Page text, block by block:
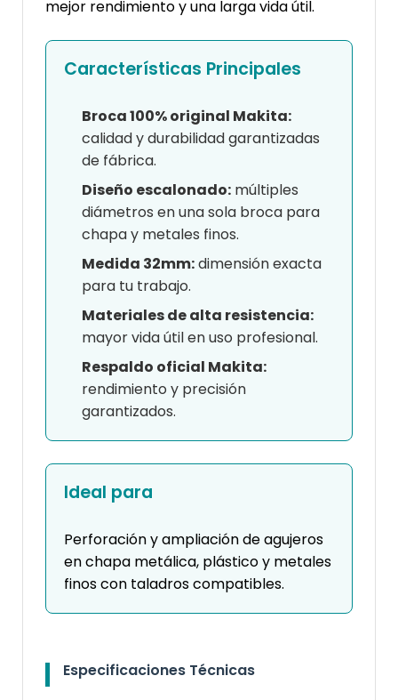
mejor rendimiento y una larga vida útil.
Características Principales
Broca 100% original Makita:
calidad y durabilidad garantizadas
de fábrica.
Diseño escalonado: múltiples
diámetros en una sola broca para
chapa y metales finos.
Medida 32mm:dimensión exacta
para tu trabajo.
Materiales de alta resistencia:
mayor vida útil en uso profesional.
Respaldo oficial Makita:
rendimiento y precisión
garantizados.
Ideal para
Perforación y ampliación de agujeros
en chapa metálica, plástico y metales
finos con taladros compatibles.
Especificaciones Técnicas